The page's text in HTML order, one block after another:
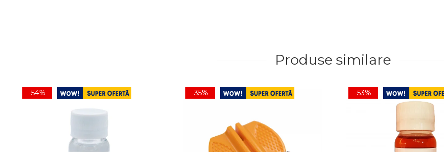
Produse similare
-54% -35% -53%